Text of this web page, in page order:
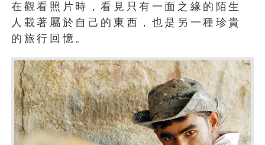
在觀看照片時，看見只有一面之緣的陌生
人載著屬於自己的東西，也是另一種珍貴
的旅行回憶。